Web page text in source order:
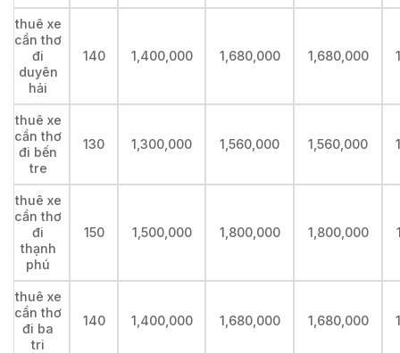
thuê xe
cần thơ
đi
duyên
hải
140 1,400,000 1,680,000 1,680,000
thuê xe
cần thơ
đi bến
tre
130 1,300,000 1,560,000 1,560,000
thuê xe
cần thơ
đi
thạnh
phú
150 1,500,000 1,800,000 1,800,000
thuê xe
cần thơ
đi ba
tri
140 1,400,000 1,680,000 1,680,000